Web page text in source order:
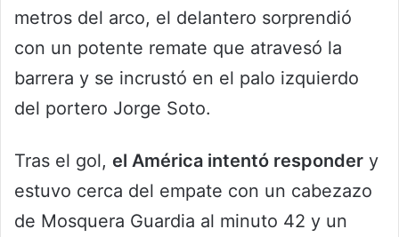
metros del arco, el delantero sorprendió
con un potente remate que atravesó la
barrera y se incrustó en el palo izquierdo
del portero Jorge Soto.
Tras el gol, el América intentó responder y
estuvo cerca del empate con un cabezazo
de Mosquera Guardia al minuto 42 y un